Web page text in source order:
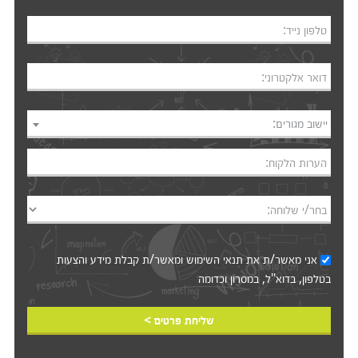
טלפון נייד:
דואר אלקטרוני:
יישוב מגורים:
הערות הלקוח:
בחר/י שלוחה:
אני מאשר/ת אתתנאי השימושומאשר/ת קבלת מידע והצעות
בטלפון, בדוא"ל, במסרון וכדומה‎‎
שליחת פרטים >